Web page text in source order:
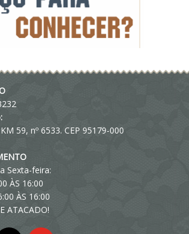
59, nº 6533. CEP 95179-000
Sexta-feira:
ÀS 16:00
ÀS 16:00
ATACADO!